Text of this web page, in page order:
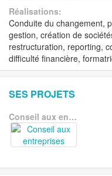
Réalisations:
Conduite du changement,
gestion, création de
restructuration, reporting,
difficulté financière,
SES PROJETS
Conseil aux entreprises